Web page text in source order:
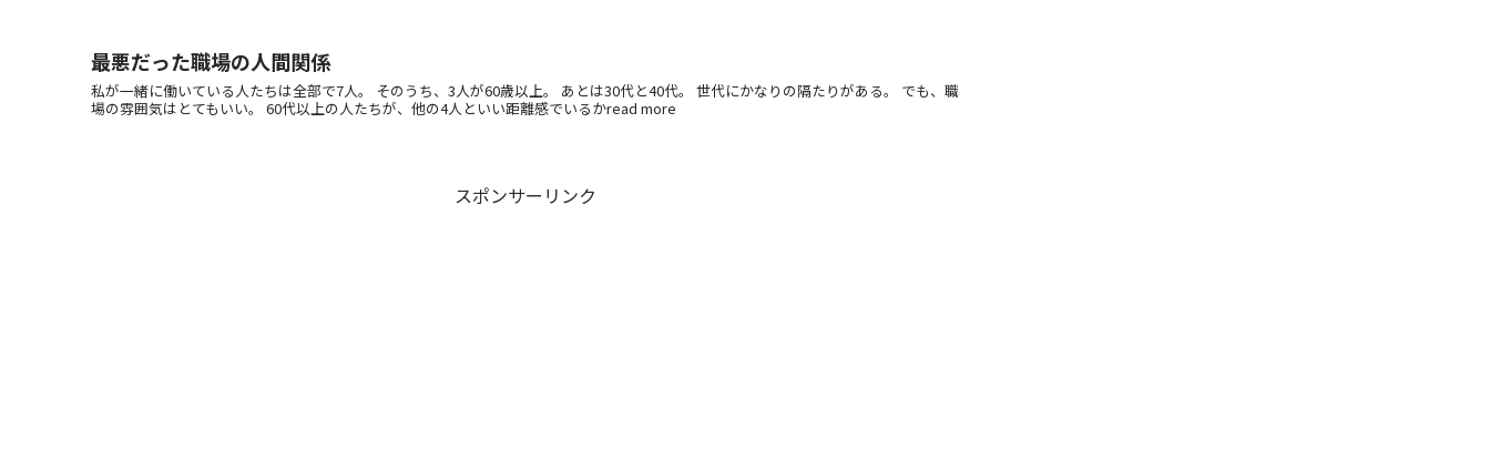
最悪だった職場の人間関係
私が一緒に働いている人たちは全部で7人。 そのうち、3人が60歳以上。 あとは30代と40代。 世代にかなりの隔たりがある。 でも、職
場の雰囲気はとてもいい。 60代以上の人たちが、他の4人といい距離感でいるかread more
スポンサーリンク